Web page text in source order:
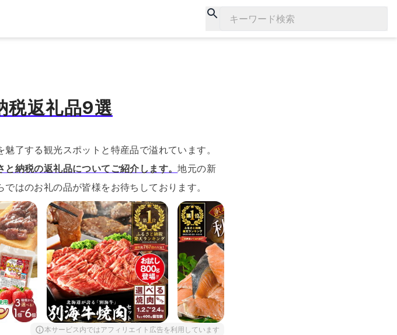
キーワード検索
税返礼品9選
了する観光スポットと特産品で溢れています。
納税の返礼品についてご紹介します。地元の新
はのお礼の品が皆様をお待ちしております。
本サービス内ではアフィリエイト広告を利用しています